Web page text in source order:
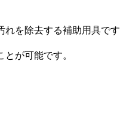
れを除去する補助用具で
が可能です。